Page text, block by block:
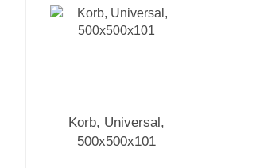
Korb, Universal,
500x500x101